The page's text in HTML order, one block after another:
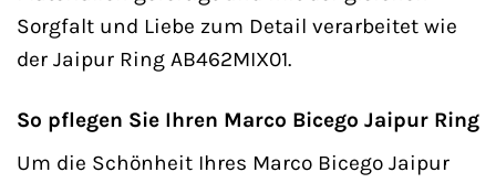
Sorgfalt und Liebe zum Detail verarbeitet wie
der Jaipur Ring AB462MIX01.
So pflegen Sie Ihren Marco Bicego Jaipur Ring
Um die Schönheit Ihres Marco Bicego Jaipur